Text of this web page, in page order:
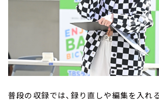
普段の収録では、録り直しや編集を入れ